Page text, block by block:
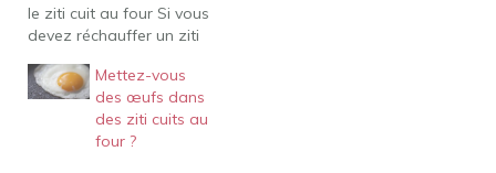
le ziti cuit au four Si vous
devez réchauffer un ziti
moins une grande partie,
le mieux est de le mettre
au four. Pour réchauffer
les ziti cuits au four…
Mettez-vous
des œufs dans
des ziti cuits au
four ?